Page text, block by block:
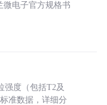
微电子官方规格书
强度（包括T2及
准数据，详细分